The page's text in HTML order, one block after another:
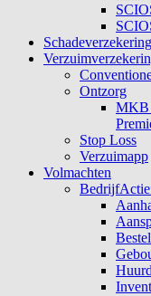
Ontzorg
MKB
Stop Loss
Verzuimapp
Volmachten